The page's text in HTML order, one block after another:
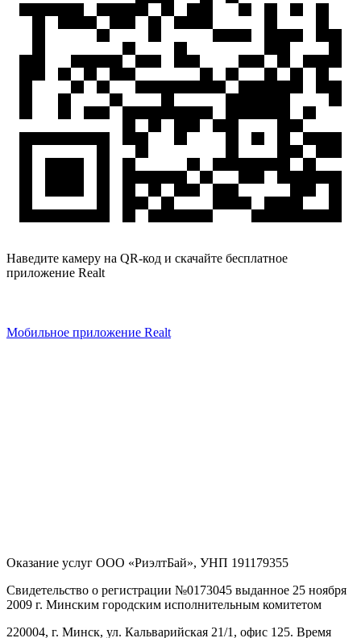
Наведите камеру на QR-код и скачайте бесплатное
приложение Realt
Мобильное приложение Realt
Оказание услуг ООО «РиэлтБай», УНП 191179355
Свидетельство о регистрации №0173045 выданное 25 ноября
2009 г. Минским городским исполнительным комитетом
220004, г. Минск, ул. Кальварийская 21/1, офис 125. Время